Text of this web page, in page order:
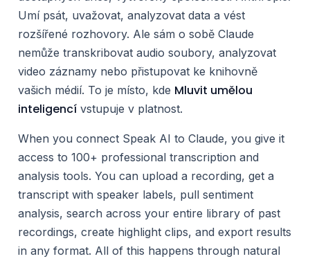
Umí psát, uvažovat, analyzovat data a vést
rozšířené rozhovory. Ale sám o sobě Claude
nemůže transkribovat audio soubory, analyzovat
video záznamy nebo přistupovat ke knihovně
vašich médií. To je místo, kde Mluvit umělou
inteligencí vstupuje v platnost.
When you connect Speak AI to Claude, you give it
access to 100+ professional transcription and
analysis tools. You can upload a recording, get a
transcript with speaker labels, pull sentiment
analysis, search across your entire library of past
recordings, create highlight clips, and export results
in any format. All of this happens through natural